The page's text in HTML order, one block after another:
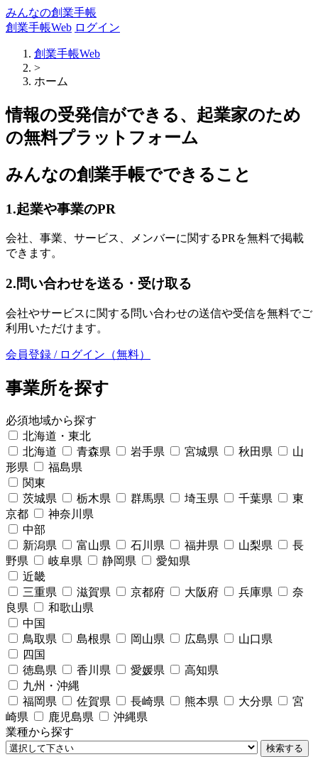
みんなの創業手帳
創業手帳Web ログイン
創業手帳Web
>
ホーム
情報の受発信ができる、起業家のため
の無料プラットフォーム
みんなの創業手帳でできること
1.起業や事業のPR
会社、事業、サービス、メンバーに関するPRを無料で掲載
できます。
2.問い合わせを送る・受け取る
会社やサービスに関する問い合わせの送信や受信を無料でご
利用いただけます。
会員登録 / ログイン（無料）
事業所を探す
必須地域から探す
北海道・東北
北海道
青森県 岩手県 宮城県 秋田県
山
形県
福島県
関東
茨城県
栃木県 群馬県 埼玉県 千葉県
東
京都
神奈川県
中部
新潟県
富山県 石川県 福井県 山梨県
長
野県
岐阜県 静岡県
愛知県
近畿
三重県
滋賀県 京都府 大阪府 兵庫県
奈
良県
和歌山県
中国
鳥取県
島根県 岡山県 広島県
山口県
四国
徳島県
香川県 愛媛県
高知県
九州・沖縄
福岡県
佐賀県 長崎県 熊本県 大分県
宮
崎県
鹿児島県
沖縄県
業種から探す
検索する